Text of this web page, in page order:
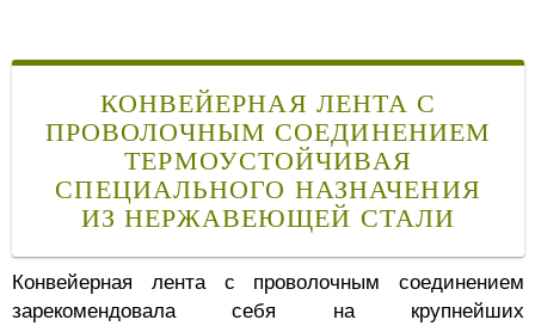
КОНВЕЙЕРНАЯ ЛЕНТА С
ПРОВОЛОЧНЫМ СОЕДИНЕНИЕМ
ТЕРМОУСТОЙЧИВАЯ
СПЕЦИАЛЬНОГО НАЗНАЧЕНИЯ
ИЗ НЕРЖАВЕЮЩЕЙ СТАЛИ
Конвейерная лента с проволочным соединением
зарекомендовала себя на крупнейших